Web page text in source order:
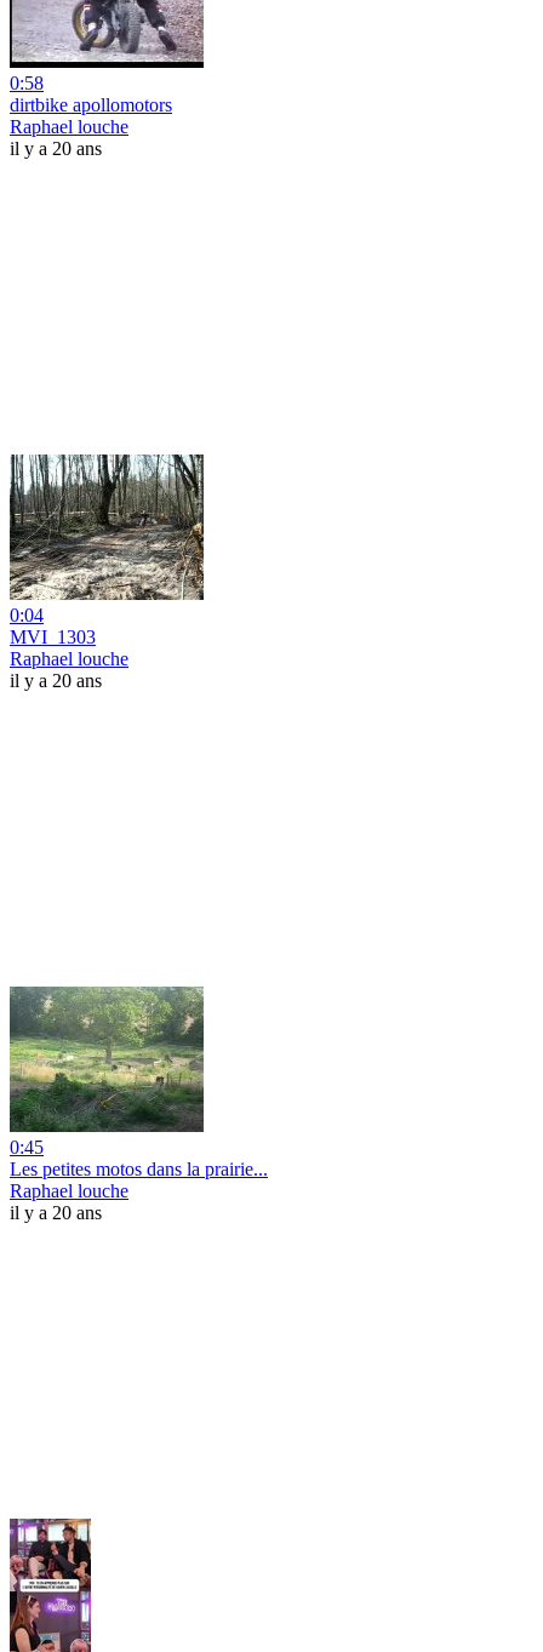
0:58
dirtbike apollomotors
Raphael louche
il y a 20 ans
0:04
MVI_1303
Raphael louche
il y a 20 ans
0:45
Les petites motos dans la prairie...
Raphael louche
il y a 20 ans